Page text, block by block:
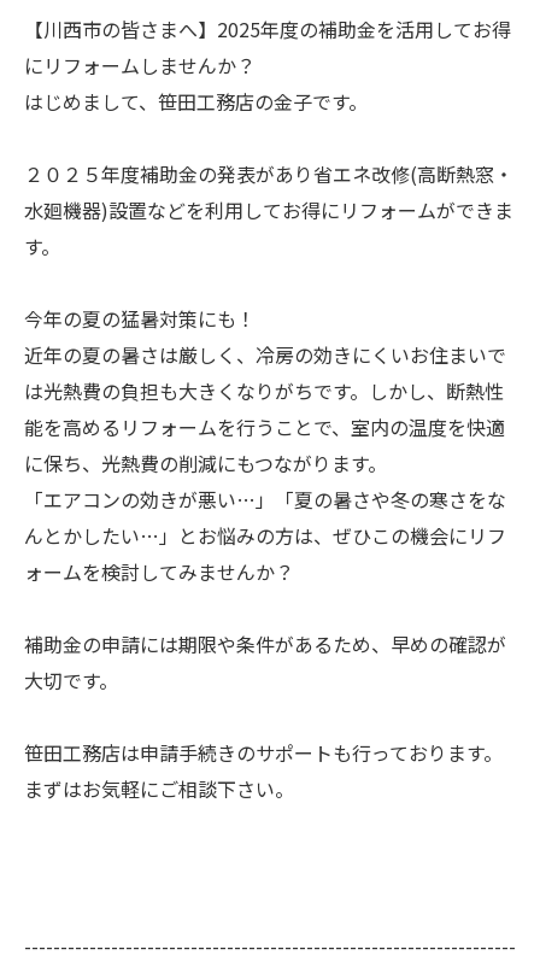
【川西市の皆さまへ】2025年度の補助金を活用してお得
にリフォームしませんか？
はじめまして、笹田工務店の金子です。
２０２５年度補助金の発表があり省エネ改修(高断熱窓・
水廻機器)設置などを利用してお得にリフォームができま
す。
今年の夏の猛暑対策にも！
近年の夏の暑さは厳しく、冷房の効きにくいお住まいで
は光熱費の負担も大きくなりがちです。しかし、断熱性
能を高めるリフォームを行うことで、室内の温度を快適
に保ち、光熱費の削減にもつながります。
「エアコンの効きが悪い…」「夏の暑さや冬の寒さをな
んとかしたい…」とお悩みの方は、ぜひこの機会にリフ
ォームを検討してみませんか？
補助金の申請には期限や条件があるため、早めの確認が
大切です。
笹田工務店は申請手続きのサポートも行っております。
まずはお気軽にご相談下さい。
--------------------------------------------------------------------